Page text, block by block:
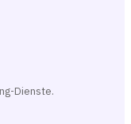
Dienste.